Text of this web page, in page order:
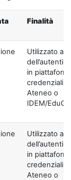
Finalità
Utilizzato ai
in
credenziali di
Ateneo o
IDEM/
Utilizzato ai
in
credenziali di
Ateneo o